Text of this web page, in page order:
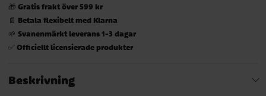
🎁 Gratis frakt över 599 kr
📄 Betala flexibelt med Klarna
🌱 Svanenmärkt leverans 1-3 dagar
✅ Officiellt licensierade produkter
Beskrivning